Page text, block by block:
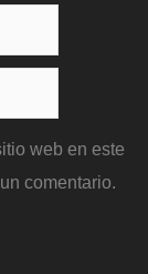
web en este
comentario.